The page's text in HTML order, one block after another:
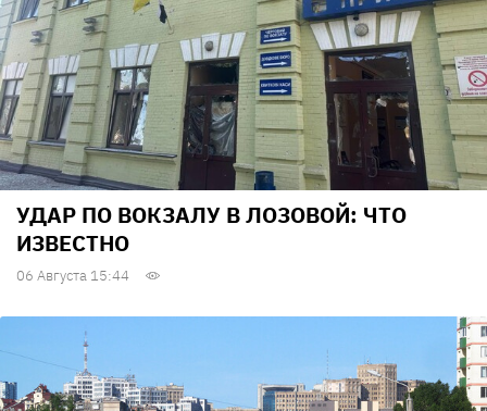
УДАР ПО ВОКЗАЛУ В ЛОЗОВОЙ: ЧТО
ИЗВЕСТНО
06 Августа 15:44